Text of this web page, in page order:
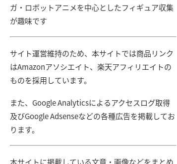
ガ・ロボットアニメを中心としたフィギュア収集
が趣味です
サイト運営維持のため、本サイトでは商品リンク
はAmazonアソシエイト、楽天アフィリエイトの
ものを採用しています。
また、Google Analyticsによるアクセスログ取得
及びGoogle Adsenseなどの各種広告を掲載してお
ります。
本サイトに掲載している文章・画像などをまとめ